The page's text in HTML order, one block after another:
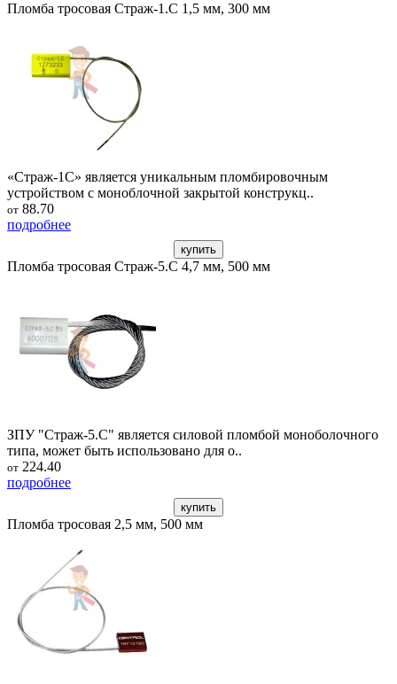
Пломба тросовая Страж-1.С 1,5 мм, 300 мм
«Страж-1С» является уникальным пломбировочным
устройством с моноблочной закрытой конструкц..
от 88.70
подробнее
купить
Пломба тросовая Страж-5.С 4,7 мм, 500 мм
ЗПУ "Страж-5.С" является силовой пломбой моноболочного
типа, может быть использовано для о..
от 224.40
подробнее
купить
Пломба тросовая 2,5 мм, 500 мм